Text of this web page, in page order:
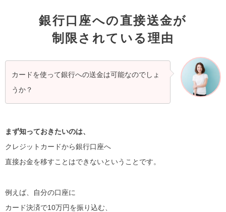
銀行口座への直接送金が
制限されている理由
カードを使って銀行への送金は可能なのでしょ
うか？
まず知っておきたいのは、
クレジットカードから銀行口座へ
直接お金を移すことはできないということです。
例えば、自分の口座に
カード決済で10万円を振り込む、